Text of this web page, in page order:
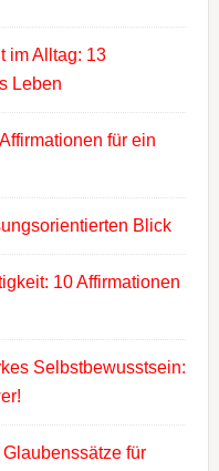
im Alltag: 13
Leben
für ein
Blick
10 Affirmationen
Selbstbewusstsein:
für